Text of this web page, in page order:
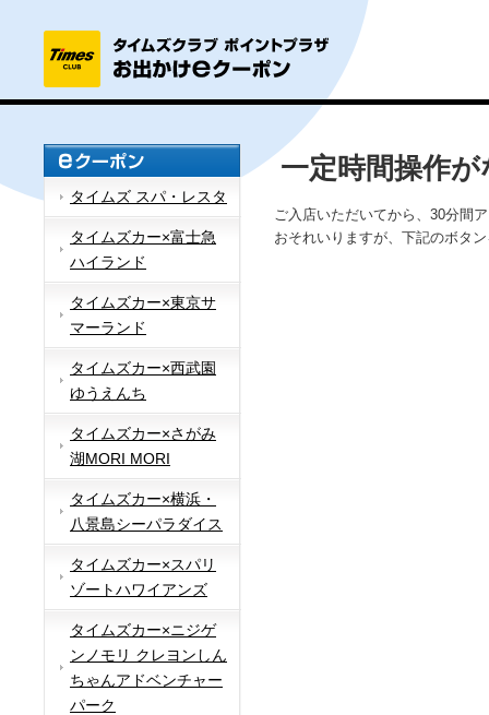
タイムズ スパ・レスタ
タイムズカー×富士急
ハイランド
タイムズカー×東京サ
マーランド
タイムズカー×西武園
ゆうえんち
タイムズカー×さがみ
湖MORI MORI
タイムズカー×横浜・
八景島シーパラダイス
タイムズカー×スパリ
ゾートハワイアンズ
タイムズカー×ニジゲ
ンノモリ クレヨンしん
ちゃんアドベンチャー
パーク
一定時間操作
ご入店いただいてから、30分間
おそれいりますが、下記のボタ